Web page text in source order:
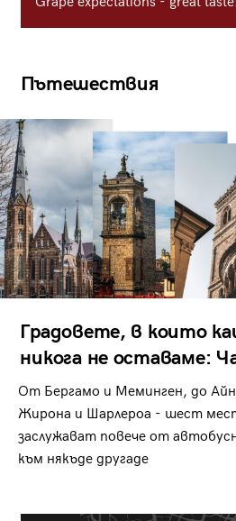
Пътешествия
Градовете, в които
никога не оставаме:
От Бергамо и Меминген, до
Жирона и Шарлероа - шест
заслужават повече от
към някъде другаде